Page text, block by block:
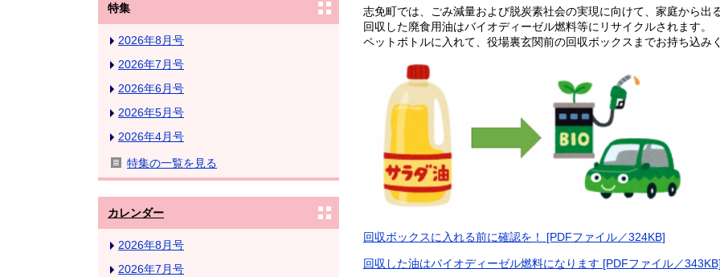
特集
2026年8月号
2026年7月号
2026年6月号
2026年5月号
2026年4月号
特集の一覧を見る
カレンダー
2026年8月号
2026年7月号
志免町では、ごみ減量および脱炭素社会の実現に向けて、家庭から出
回収した廃食用油はバイオディーゼル燃料等にリサイクルされます。
ペットボトルに入れて、役場裏玄関前の回収ボックスまでお持ち込み
回収ボックスに入れる前に確認を！ [PDFファイル／324KB]
回収した油はバイオディーゼル燃料になります [PDFファイル／